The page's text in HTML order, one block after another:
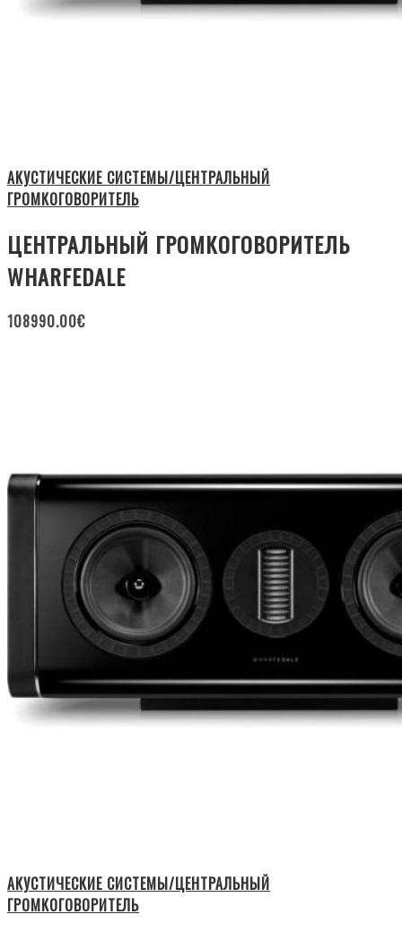
АКУСТИЧЕСКИЕ СИСТЕМЫ/ЦЕНТРАЛЬНЫЙ
ГРОМКОГОВОРИТЕЛЬ
ЦЕНТРАЛЬНЫЙ ГРОМКОГОВОРИТЕЛЬ
WHARFEDALE
108990.00€
АКУСТИЧЕСКИЕ СИСТЕМЫ/ЦЕНТРАЛЬНЫЙ
ГРОМКОГОВОРИТЕЛЬ